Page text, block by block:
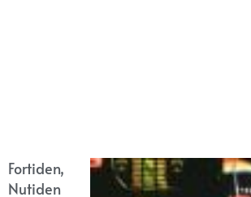
Fortiden,
Nutiden